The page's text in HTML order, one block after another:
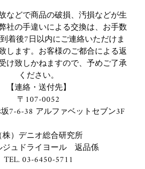
などで商品の破損、汚損などが生
社の手違いによる交換は、お手数
着後7日以内にご連絡いただけま
します。お客様のご都合による返
け致しかねますので、予めご了承
ください。
【連絡・送付先】
〒107-0052
7-6-38 アルファベットセブン3F
（株）デニオ総合研究所
ジュドライヨール 返品係
TEL. 03-6450-5711